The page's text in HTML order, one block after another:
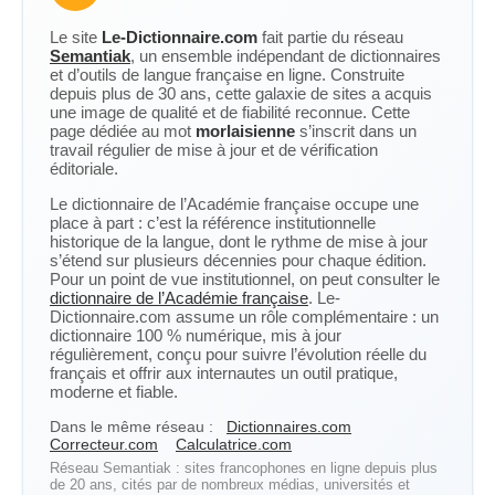
Le site Le-Dictionnaire.com fait partie du réseau
Semantiak, un ensemble indépendant de dictionnaires
et d’outils de langue française en ligne. Construite
depuis plus de 30 ans, cette galaxie de sites a acquis
une image de qualité et de fiabilité reconnue. Cette
page dédiée au mot morlaisienne s’inscrit dans un
travail régulier de mise à jour et de vérification
éditoriale.
Le dictionnaire de l’Académie française occupe une
place à part : c’est la référence institutionnelle
historique de la langue, dont le rythme de mise à jour
s’étend sur plusieurs décennies pour chaque édition.
Pour un point de vue institutionnel, on peut consulter le
dictionnaire de l’Académie française. Le-
Dictionnaire.com assume un rôle complémentaire : un
dictionnaire 100 % numérique, mis à jour
régulièrement, conçu pour suivre l’évolution réelle du
français et offrir aux internautes un outil pratique,
moderne et fiable.
Dans le même réseau :
Dictionnaires.com
Correcteur.com
Calculatrice.com
Réseau Semantiak : sites francophones en ligne depuis plus
de 20 ans, cités par de nombreux médias, universités et